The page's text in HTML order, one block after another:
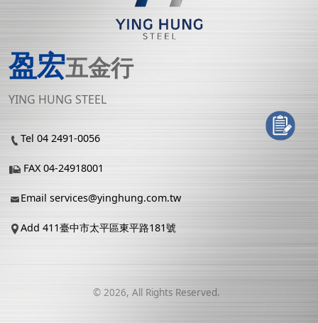
盈宏五金行
YING HUNG STEEL
Tel 04 2491-0056
FAX 04-24918001
Email services@yinghung.com.tw
Add 411臺中市太平區東平路181號
© 2026, All Rights Reserved.